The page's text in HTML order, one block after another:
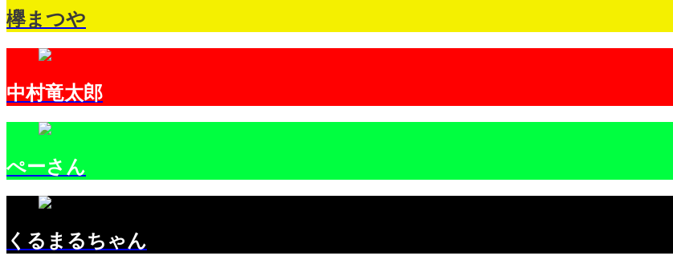
欅まつや
中村竜太郎
ぺーさん
くるまるちゃん